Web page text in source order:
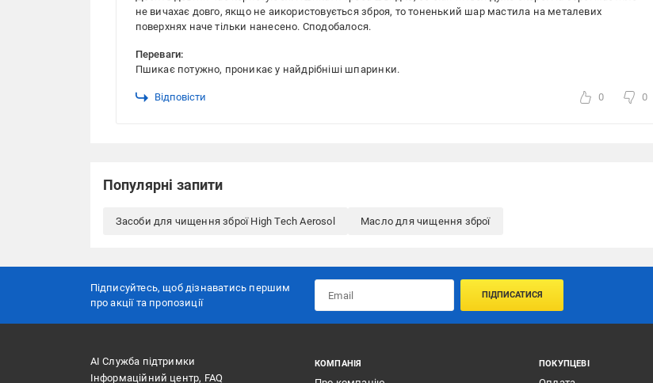
не вичахає довго, якщо не аикористовується зброя, то тоненький шар мастила на металевих
поверхнях наче тільки нанесено. Сподобалося.
Переваги:
Пшикає потужно, проникає у найдрібніші шпаринки.
Відповісти 0 0
Популярні запити
Засоби для чищення зброї High Tech Aerosol Масло для чищення зброї
Підписуйтесь, щоб дізнаватись першим
про акції та пропозиції
ПІДПИСАТИСЯ
АІ Служба підтримки
Інформаційний центр, FAQ
КОМПАНІЯ ПОКУПЦЕВІ